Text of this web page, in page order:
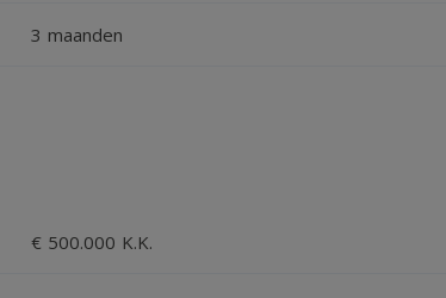
van douche, wastafelmeubel en 2e toilet.
overloop, royale 3e slaapkamer, wasruimte met
3 maanden
€ 500.000 K.K.